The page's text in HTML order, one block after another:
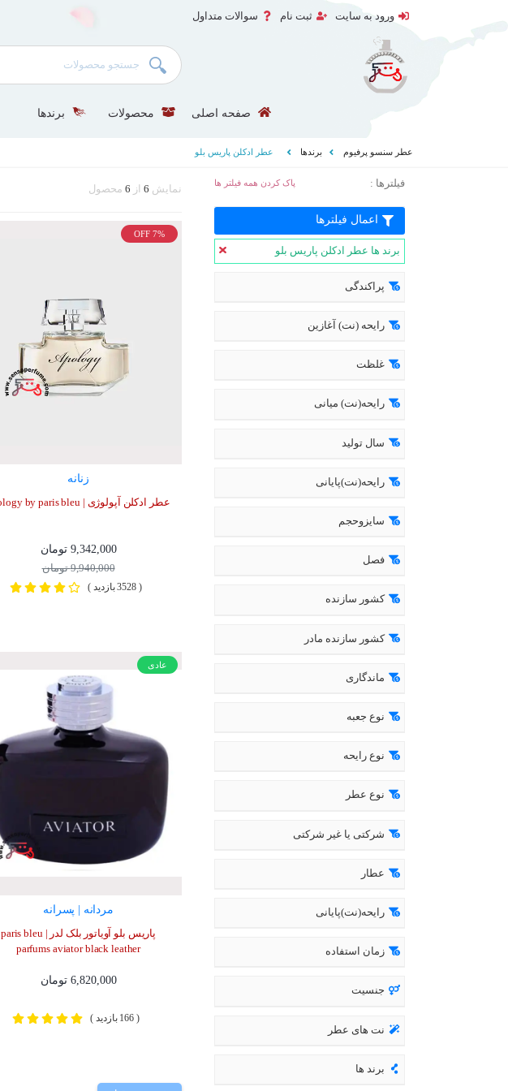
ورود به سایت ثبت نام سوالات متداول
صفحه اصلی محصولات برندها
عطر سنسو پرفیوم برندها عطر ادکلن پاریس بلو
نمایش 6 از 6 محصول
OFF 7%
زنانه
عطر ادکلن آپولوژی | apology by paris bleu
9,342,000 تومان
9,940,000 تومان
( 3528 بازدید )
عادی
مردانه | پسرانه
پاریس بلو آویاتور بلک لدر | paris bleu
parfums aviator black leather
6,820,000 تومان
( 166 بازدید )
فیلترها : پاک کردن همه فیلتر ها
اعمال فیلترها
برند ها عطر ادکلن پاریس بلو
پراکندگی
رایحه (نت) آغازین
غلظت
رایحه(نت) میانی
سال تولید
رایحه(نت)پایانی
سایزوحجم
فصل
کشور سازنده
کشور سازنده مادر
ماندگاری
نوع جعبه
نوع رایحه
نوع عطر
شرکتی یا غیر شرکتی
عطار
رایحه(نت)پایانی
زمان استفاده
جنسیت
نت های عطر
برند ها